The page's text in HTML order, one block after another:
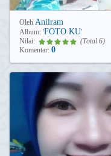
Oleh Anilram
Album: 'FOTO KU'
Nilai:
(Total 6)
Komentar: 0